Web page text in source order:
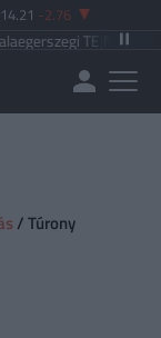
-2.76
TE|MTK
/ Túrony